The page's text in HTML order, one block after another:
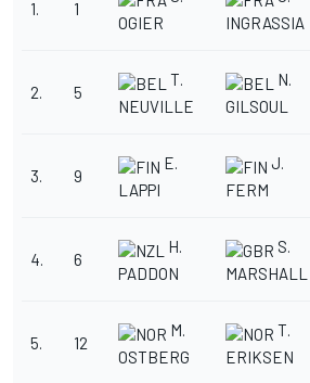
1. 1
OGIER
INGRASSIA
2. 5
T.
NEUVILLE
N.
GILSOUL
3. 9
E.
LAPPI
J.
FERM
4. 6
H.
PADDON
S.
MARSHALL
5. 12
M.
OSTBERG
T.
ERIKSEN